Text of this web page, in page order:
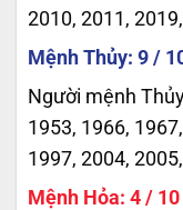
2010, 2011,
Mệnh Thủy: 9 /
Người mệnh
1953, 1966,
1997, 2004,
Mệnh Hỏa: 4 /